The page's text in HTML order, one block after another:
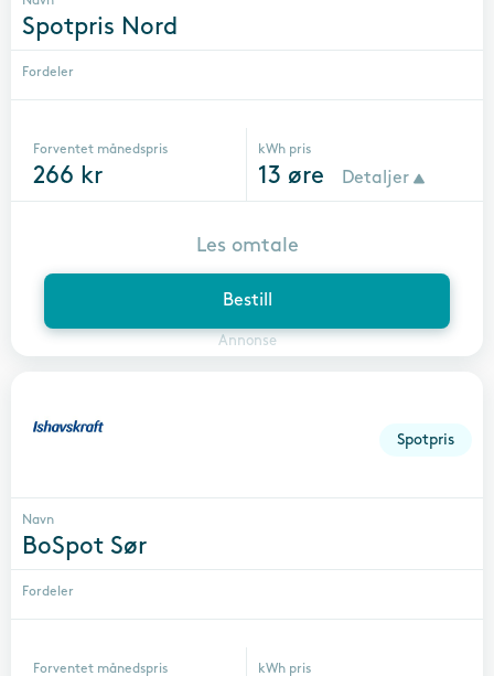
Spotpris Nord
Fordeler
Forventet månedspris
266 kr
kWh pris
13 øre Detaljer
Bestill
Annonse
Les omtale
Spotpris
Navn
BoSpot Sør
Fordeler
Forventet månedspris kWh pris